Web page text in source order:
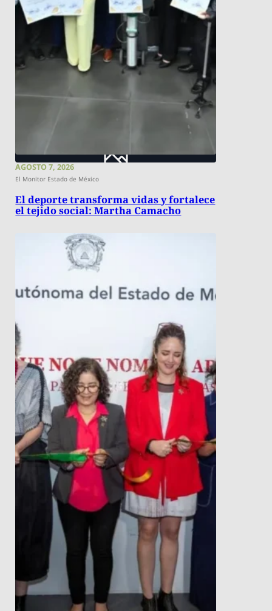
AGOSTO 7, 2026
El Monitor Estado de México
El deporte transforma vidas y fortalece
el tejido social: Martha Camacho